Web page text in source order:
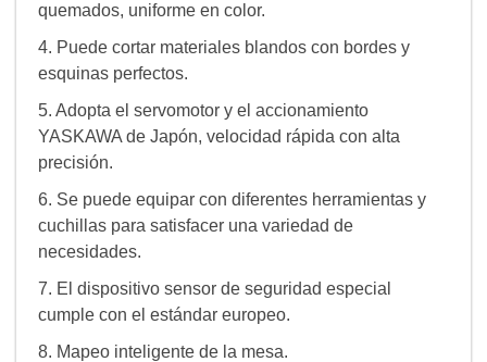
quemados, uniforme en color.
4. Puede cortar materiales blandos con bordes y
esquinas perfectos.
5. Adopta el servomotor y el accionamiento
YASKAWA de Japón, velocidad rápida con alta
precisión.
6. Se puede equipar con diferentes herramientas y
cuchillas para satisfacer una variedad de
necesidades.
7. El dispositivo sensor de seguridad especial
cumple con el estándar europeo.
8. Mapeo inteligente de la mesa.